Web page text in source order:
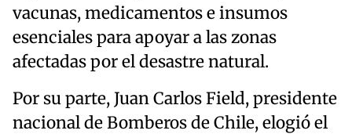
vacunas, medicamentos e insumos
esenciales para apoyar a las zonas
afectadas por el desastre natural.
Por su parte, Juan Carlos Field, presidente
nacional de Bomberos de Chile, elogió el